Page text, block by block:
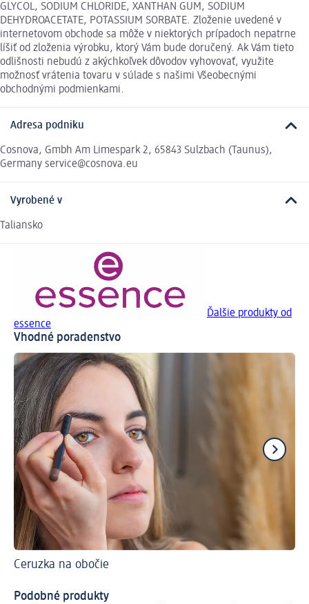
GLYCOL, SODIUM CHLORIDE, XANTHAN GUM, SODIUM
DEHYDROACETATE, POTASSIUM SORBATE. Zloženie uvedené v
internetovom obchode sa môže v niektorých prípadoch nepatrne
líšiť od zloženia výrobku, ktorý Vám bude doručený. Ak Vám tieto
odlišnosti nebudú z akýchkoľvek dôvodov vyhovovať, využite
možnosť vrátenia tovaru v súlade s našimi Všeobecnými
obchodnými podmienkami.
Adresa podniku
Cosnova, Gmbh Am Limespark 2, 65843 Sulzbach (Taunus),
Germany service@cosnova.eu
Vyrobené v
Taliansko
Ďalšie produkty od
essence
Vhodné poradenstvo
Ceruzka na obočie
Podobné produkty